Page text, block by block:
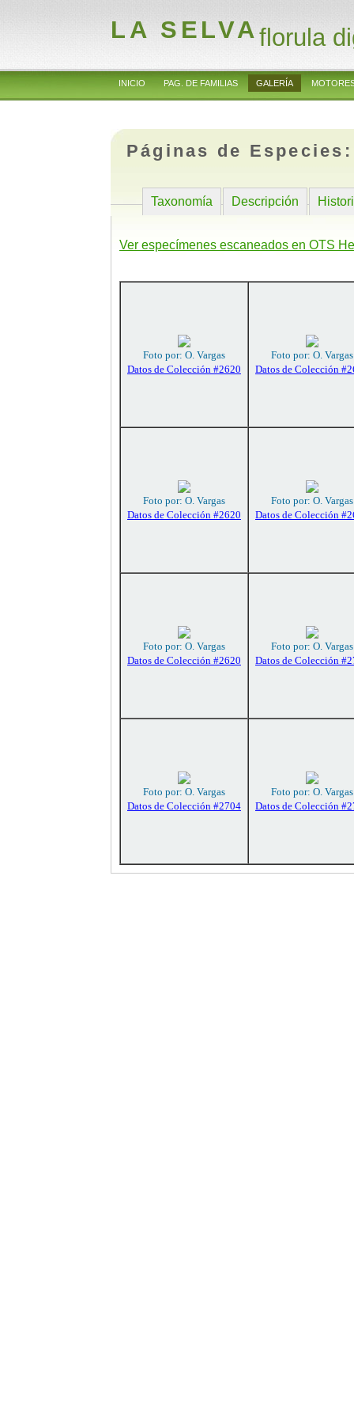
LA SELVAflorula
INICIO PAG. DE FAMILIAS GALERÍA
Páginas de
Taxonomía Descripción
Ver especímenes escaneados en OTS
Foto por: O. Vargas
Datos de Colección #2620
Foto por: O. Vargas
Datos de Colección
Foto por: O. Vargas
Datos de Colección #2620
Foto por: O. Vargas
Datos de Colección
Foto por: O. Vargas
Datos de Colección #2620
Foto por: O. Vargas
Datos de Colección
Foto por: O. Vargas
Datos de Colección #2704
Foto por: O. Vargas
Datos de Colección